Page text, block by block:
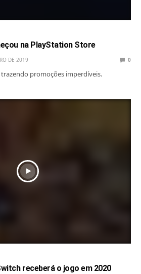
na PlayStation Store
DE 2019 0
promoções imperdíveis.
receberá o jogo em 2020